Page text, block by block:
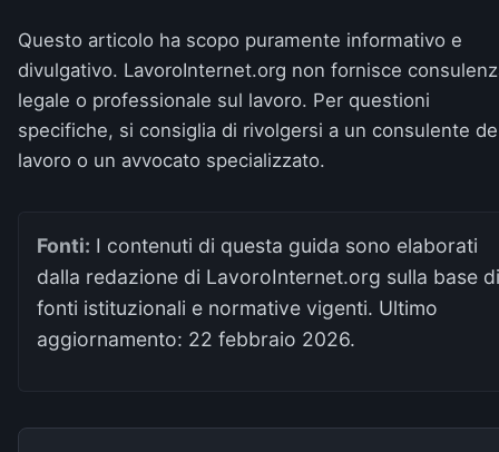
Questo articolo ha scopo puramente informativo e
divulgativo. LavoroInternet.org non fornisce
legale o professionale sul lavoro. Per questioni
specifiche, si consiglia di rivolgersi a un consulente
lavoro o un avvocato specializzato.
Fonti: I contenuti di questa guida sono elaborati
dalla redazione di LavoroInternet.org sulla base di
fonti istituzionali e normative vigenti. Ultimo
aggiornamento: 22 febbraio 2026.